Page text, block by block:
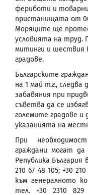
фериботи и
пристанищата от
Моряците ще
условията на труд.
митинги и шествия
градове.
Българските
на 1 май т.г.,
забавяния при
съветва да се
големите градове
указанията на
При
граждани могат
Република
210 67 48 105; +30
към генералното
тел. +30 2310